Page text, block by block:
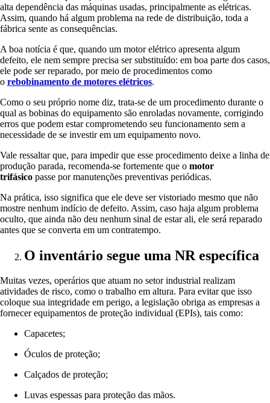
alta dependência das máquinas usadas, principalmente as elétricas.
Assim, quando há algum problema na rede de distribuição, toda a
fábrica sente as consequências.
A boa notícia é que, quando um motor elétrico apresenta algum
defeito, ele nem sempre precisa ser substituído: em boa parte dos casos,
ele pode ser reparado, por meio de procedimentos como
o rebobinamento de motores elétricos.
Como o seu próprio nome diz, trata-se de um procedimento durante o
qual as bobinas do equipamento são enroladas novamente, corrigindo
erros que podem estar comprometendo seu funcionamento sem a
necessidade de se investir em um equipamento novo.
Vale ressaltar que, para impedir que esse procedimento deixe a linha de
produção parada, recomenda-se fortemente que o motor
trifásico passe por manutenções preventivas periódicas.
Na prática, isso significa que ele deve ser vistoriado mesmo que não
mostre nenhum indício de defeito. Assim, caso haja algum problema
oculto, que ainda não deu nenhum sinal de estar ali, ele será reparado
antes que se converta em um contratempo.
O inventário segue uma NR específica
Muitas vezes, operários que atuam no setor industrial realizam
atividades de risco, como o trabalho em altura. Para evitar que isso
coloque sua integridade em perigo, a legislação obriga as empresas a
fornecer equipamentos de proteção individual (EPIs), tais como:
Capacetes;
Óculos de proteção;
Calçados de proteção;
Luvas espessas para proteção das mãos.